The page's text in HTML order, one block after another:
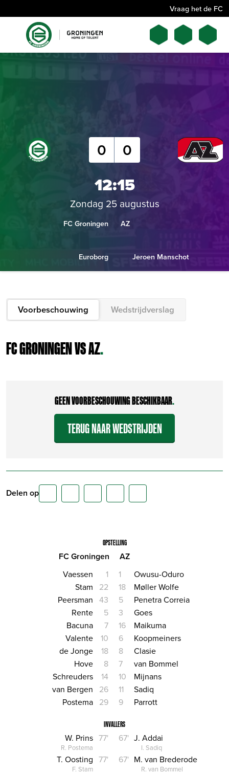
Vraag het de FC
FC Groningen
0 0
12:15
Zondag 25 augustus
AZ
Euroborg Jeroen Manschot
Voorbeschouwing Wedstrijdverslag
FC GRONINGEN VS AZ.
GEEN VOORBESCHOUWING BESCHIKBAAR.
TERUG NAAR WEDSTRIJDEN
Delen op
OPSTELLING
FC Groningen AZ
Vaessen 1 Owusu-Oduro
1
Stam
22 Møller Wolfe
18
Peersman 43 Penetra Correia
5
Rente
5 Goes
3
Bacuna
7 Maikuma
16
Valente
10 Koopmeiners
6
de Jonge
18 Clasie
8
Hove
8 van Bommel
7
Schreuders
14 Mijnans
10
van Bergen
26 Sadiq
11
Postema
29 Parrott
9
INVALLERS
W. Prins
R. Postema
77' J. Addai
I. Sadiq
67'
T. Oosting
F. Stam
77' M. van Brederode
R. van Bommel
67'